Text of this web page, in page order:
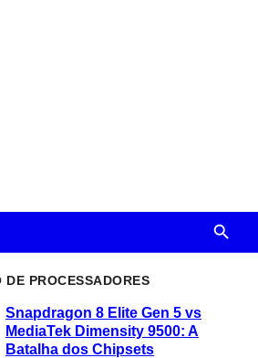
DE PROCESSADORES
Snapdragon 8 Elite Gen 5 vs
MediaTek Dimensity 9500: A
Batalha dos Chipsets